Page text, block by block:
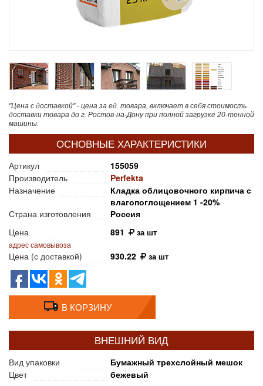
"Цена с доставкой" - цена за ед. товара, включает в себя стоимость
доставки товара до г. Ростов-на-Дону при полной загрузке 20-тонной
машины.
ОСНОВНЫЕ ХАРАКТЕРИСТИКИ
Артикул
155059
Производитель
Perfekta
Назначение
Кладка облицовочного кирпича с
влагопоглощением 1 -20%
Страна изготовления
Россия
Цена
891 за шт
адрес самовывоза
Цена (с доставкой) 930.22 за шт
В КОРЗИНУ
ВНЕШНИЙ ВИД
Вид упаковки
Бумажный трехслойный мешок
Цвет
бежевый